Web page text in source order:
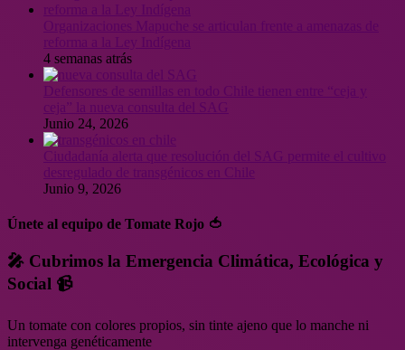
4 semanas atrás
Junio 24, 2026
Ciudadanía alerta que resolución del SAG permite el cultivo
desregulado de transgénicos en Chile
Junio 9, 2026
Únete al equipo de Tomate Rojo 🍅
🎤 Cubrimos la Emergencia Climática, Ecológica y
Social 📹
Un tomate con colores propios, sin tinte ajeno que lo manche ni
intervenga genéticamente